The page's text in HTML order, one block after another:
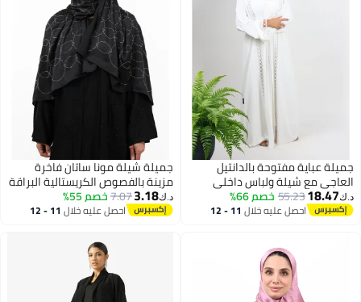
جميلة عباية مفتوحة بالدانتيل
العاجي مع شيلة ولباس داخلي
د.ك‏18.47
55.23خصم 66%
احصل عليه خلال 11 - 12
جميلة شيلة مونا ساتان فاخرة
مزينة بالفصوص الكريستالية البراقة
(أسود فاحم كلاسيكي)
د.ك‏3.18
7.07خصم 55%
احصل عليه خلال 11 - 12